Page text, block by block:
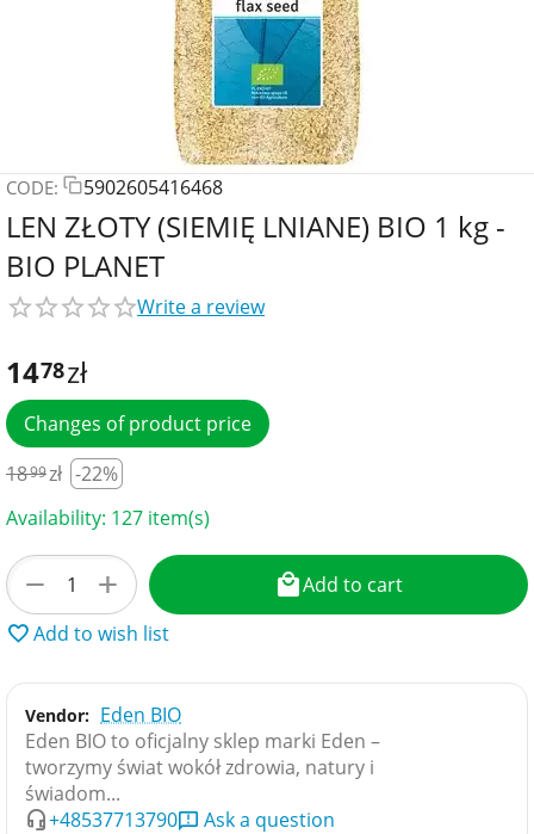
CODE: 5902605416468
LEN ZŁOTY (SIEMIĘ LNIANE) BIO 1 kg -
BIO PLANET
Write a review
1478zł
Changes of product price
1899zł -22%
Availability: 127 item(s)
+
−
Add to cart
Add to wish list
Vendor: Eden BIO
Eden BIO to oficjalny sklep marki Eden –
tworzymy świat wokół zdrowia, natury i
świadom...
+48537713790
Ask a question